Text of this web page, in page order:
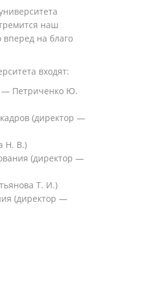
наш
на благо
входят:
— Петриченко Ю.
(директор —
Н. В.)
(директор —
Т. И.)
(директор —